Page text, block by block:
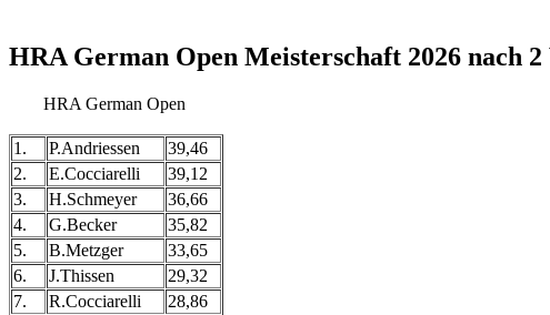
HRA German Open Meisterschaft 2026 nach
HRA German Open
1. P.Andriessen
39,46
2.
E.Cocciarelli
39,12
3.
H.Schmeyer
36,66
4.
G.Becker
35,82
5.
B.Metzger
33,65
6.
J.Thissen
29,32
7.
R.Cocciarelli
28,86